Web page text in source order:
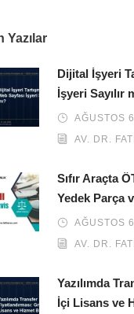
Yazılar
Dijital İşyeri
İşyeri Sayılır
AĞUSTOS
AV. DR.
Sıfır Araçta
Yedek Parça
AĞUSTOS
AV. DR.
Yazılımda
İçi Lisans ve